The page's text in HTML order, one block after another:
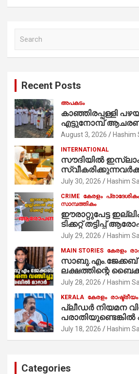
Recent Posts
അപകടം
കാഞ്ഞിരപ്പള്ളി
എട്ടുനോമ്പ് ആചരണത്തിന്റെ
ഭാഗമായുള്ള
കുര്യൻ താമരശ്ശേരി
നിർവഹിക്കുന്നു.
August 3, 2026 Hashim
INTERNATIONAL
സൗദിയില്‍
മുസ്ലിം’
July 30, 2026 Hashim
CRIME കേരളം പ്രാദേശികം
സാമ്പത്തികം
ഈരാറ്റുപേട്ട
ടിക്കറ്റ് തട്ടിപ്പ്
July 29, 2026 Hashim
MAIN STORIES കേരളം
സാബു.എം.ജേക്കബ്
ലക്ഷത്തിന്റെ
തൃക്കാക്കരയില്‍
മാത്രമാണ്
സാബുവിന്റേത്
നേട്ടത്തിനുള്ള
ഫോണ്‍ വിളിച്ചാല്‍
തിരഞ്ഞെടുപ്പിലെ
July 28, 2026 Hashim
KERALA കേരളം രാഷ്ട്രീയം
പ്ലീഡർ നിയമന
പരാതിയുണ്ടെങ്കിൽ
രമേശ് ചെന്നിത്തല
July 18, 2026 Hashim
Categories